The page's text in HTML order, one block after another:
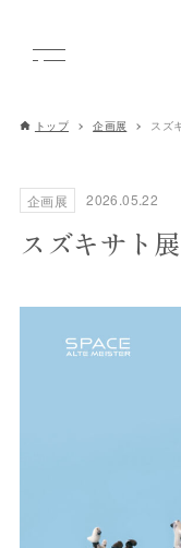
トップ 企画展 スズ
企画展 2026.05.22
スズキサト